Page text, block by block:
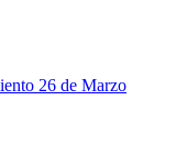
26 de Marzo